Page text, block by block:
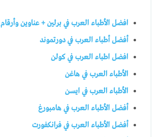
افضل الأطباء العرب في برلين + عناوين وأرقام
أفضل أطباء العرب في دورتموند
افضل اطباء العرب في كولن
الأطباء العرب في هاغن
الأطباء العرب في ايسن
أفضل الأطباء العرب في هامبورغ
أفضل الأطباء العرب في فرانكفورت